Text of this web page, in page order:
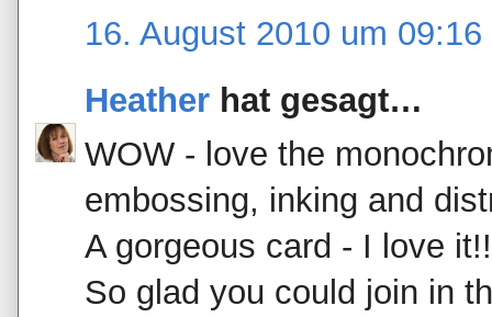
16. August 2010 um 09:16
Heather hat gesagt…
WOW - love the
embossing, inking and
A gorgeous card - I love it!!
So glad you could join in